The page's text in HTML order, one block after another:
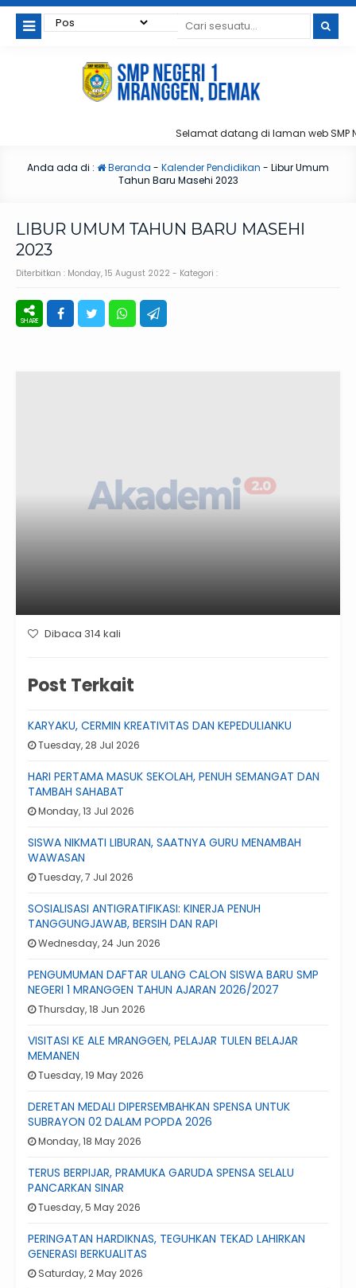
Selamat datang di laman web SMP
Anda ada di : Beranda - Kalender Pendidikan - Libur Umum
Tahun Baru Masehi 2023
LIBUR UMUM TAHUN BARU MASEHI
2023
Diterbitkan : Monday, 15 August 2022 - Kategori :
Dibaca 314 kali
Post Terkait
KARYAKU, CERMIN KREATIVITAS DAN KEPEDULIANKU
Tuesday, 28 Jul 2026
HARI PERTAMA MASUK SEKOLAH, PENUH SEMANGAT DAN
TAMBAH SAHABAT
Monday, 13 Jul 2026
SISWA NIKMATI LIBURAN, SAATNYA GURU MENAMBAH
WAWASAN
Tuesday, 7 Jul 2026
SOSIALISASI ANTIGRATIFIKASI: KINERJA PENUH
TANGGUNGJAWAB, BERSIH DAN RAPI
Wednesday, 24 Jun 2026
PENGUMUMAN DAFTAR ULANG CALON SISWA BARU SMP
NEGERI 1 MRANGGEN TAHUN AJARAN 2026/2027
Thursday, 18 Jun 2026
VISITASI KE ALE MRANGGEN, PELAJAR TULEN BELAJAR
MEMANEN
Tuesday, 19 May 2026
DERETAN MEDALI DIPERSEMBAHKAN SPENSA UNTUK
SUBRAYON 02 DALAM POPDA 2026
Monday, 18 May 2026
TERUS BERPIJAR, PRAMUKA GARUDA SPENSA SELALU
PANCARKAN SINAR
Tuesday, 5 May 2026
PERINGATAN HARDIKNAS, TEGUHKAN TEKAD LAHIRKAN
GENERASI BERKUALITAS
Saturday, 2 May 2026